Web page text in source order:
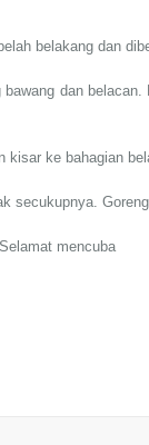
belakang dan
bawang dan
kisar ke bahagian
secukupnya.
mencuba